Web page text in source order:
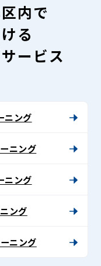
内で
る
ービス
ニング
ニング
ニング
ング
ニング